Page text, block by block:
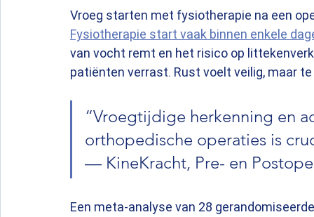
Vroeg starten met fysiotherapie na een
Fysiotherapie start vaak binnen enkele
van vocht remt en het risico op
patiënten verrast. Rust voelt veilig, maar
“Vroegtijdige herkenning en
orthopedische operaties is
— KineKracht, Pre- en
Een meta-analyse van 28